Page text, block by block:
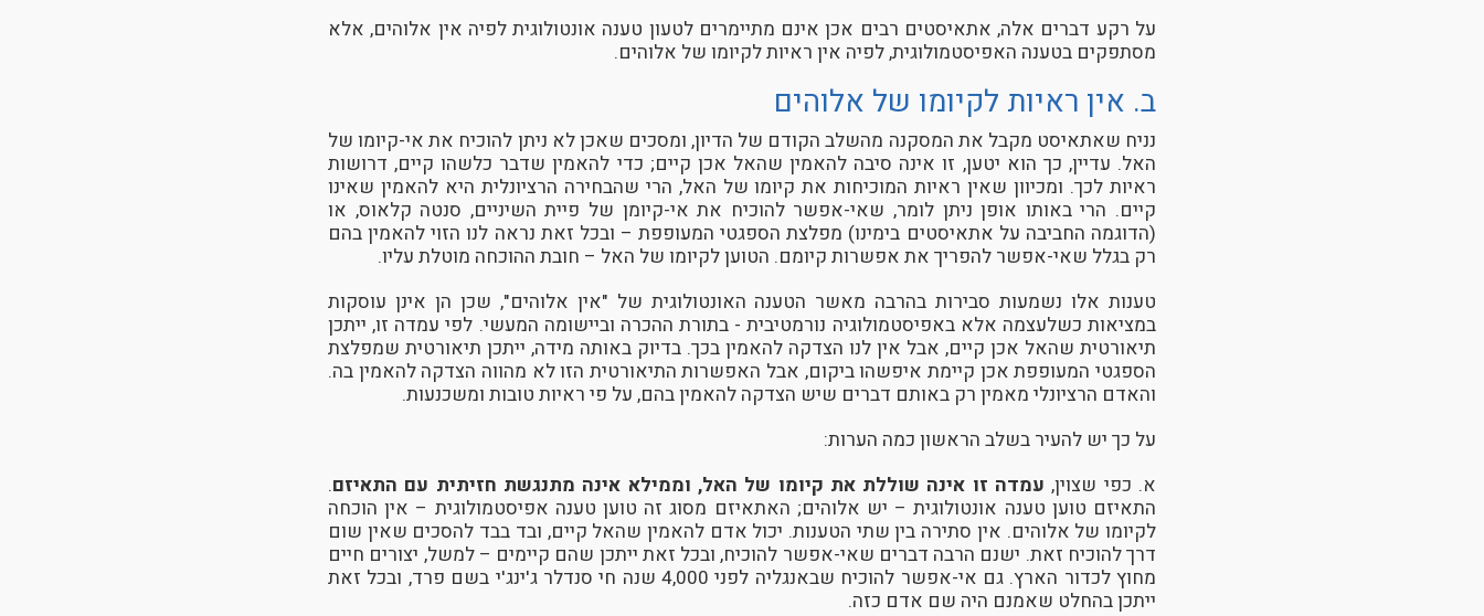
על רקע דברים אלה, אתאיסטים רבים אכן אינם מתיימרים לטעון טענה אונטולוגית לפיה אין אלוהים, אלא
מסתפקים בטענה האפיסטמולוגית, לפיה אין ראיות לקיומו של אלוהים.
ב. אין ראיות לקיומו של אלוהים
נניח שאתאיסט מקבל את המסקנה מהשלב הקודם של הדיון, ומסכים שאכן לא ניתן להוכיח את אי-קיומו של
האל. עדיין, כך הוא יטען, זו אינה סיבה להאמין שהאל אכן קיים; כדי להאמין שדבר כלשהו קיים, דרושות
ראיות לכך. ומכיוון שאין ראיות המוכיחות את קיומו של האל, הרי שהבחירה הרציונלית היא להאמין שאינו
קיים. הרי באותו אופן ניתן לומר, שאי-אפשר להוכיח את אי-קיומן של פיית השיניים, סנטה קלאוס, או
(הדוגמה החביבה על אתאיסטים בימינו) מפלצת הספגטי המעופפת – ובכל זאת נראה לנו הזוי להאמין בהם
רק בגלל שאי-אפשר להפריך את אפשרות קיומם. הטוען לקיומו של האל – חובת ההוכחה מוטלת עליו.
טענות אלו נשמעות סבירות בהרבה מאשר הטענה האונטולוגית של "אין אלוהים", שכן הן אינן עוסקות
במציאות כשלעצמה אלא באפיסטמולוגיה נורמטיבית - בתורת ההכרה וביישומה המעשי. לפי עמדה זו, ייתכן
תיאורטית שהאל אכן קיים, אבל אין לנו הצדקה להאמין בכך. בדיוק באותה מידה, ייתכן תיאורטית שמפלצת
הספגטי המעופפת אכן קיימת איפשהו ביקום, אבל האפשרות התיאורטית הזו לא מהווה הצדקה להאמין בה.
והאדם הרציונלי מאמין רק באותם דברים שיש הצדקה להאמין בהם, על פי ראיות טובות ומשכנעות.
על כך יש להעיר בשלב הראשון כמה הערות:
א. כפי שצוין, עמדה זו אינה שוללת את קיומו של האל, וממילא אינה מתנגשת חזיתית עם התאיזם.
התאיזם טוען טענה אונטולוגית – יש אלוהים; האתאיזם מסוג זה טוען טענה אפיסטמולוגית – אין הוכחה
לקיומו של אלוהים. אין סתירה בין שתי הטענות. יכול אדם להאמין שהאל קיים, ובד בבד להסכים שאין שום
דרך להוכיח זאת. ישנם הרבה דברים שאי-אפשר להוכיח, ובכל זאת ייתכן שהם קיימים – למשל, יצורים חיים
מחוץ לכדור הארץ. גם אי-אפשר להוכיח שבאנגליה לפני 4,000 שנה חי סנדלר ג'ינג'י בשם פרד, ובכל זאת
ייתכן בהחלט שאמנם היה שם אדם כזה.